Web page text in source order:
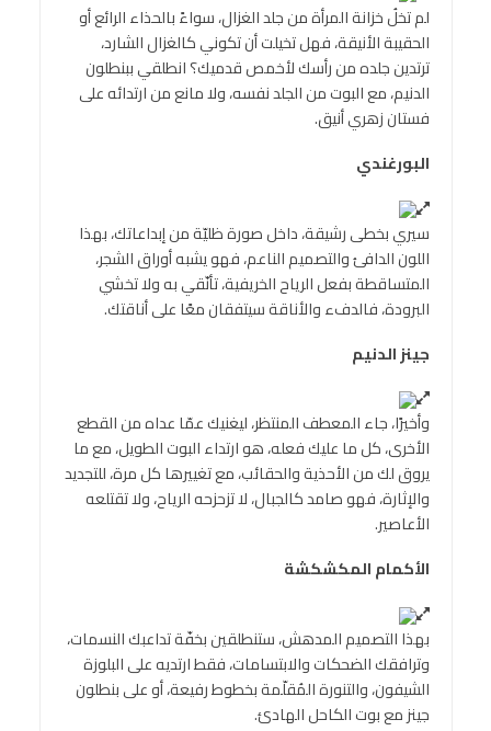
لم تخلُ خزانة المرأة من جلد الغزال، سواءً بالحذاء الرائع أو
الحقيبة الأنيقة، فهل تخيلت أن تكوني كالغزال الشارد،
ترتدين جلده من رأسك لأخمص قدميك؟ انطلقي ببنطلون
الدنيم، مع البوت من الجلد نفسه، ولا مانع من ارتدائه على
فستان زهري أنيق.
البورغندي
سيري بخطى رشيقة، داخل صورة ظليّة من إبداعاتك، بهذا
اللون الدافئ والتصميم الناعم، فهو يشبه أوراق الشجر،
المتساقطة بفعل الرياح الخريفية، تأنّقي به ولا تخشي
البرودة، فالدفء والأناقة سيتفقان معًا على أناقتك.
جينز الدنيم
وأخيرًا، جاء المعطف المنتظر، ليغنيك عمّا عداه من القطع
الأخرى، كل ما عليك فعله، هو ارتداء البوت الطويل، مع ما
يروق لك من الأحذية والحقائب، مع تغييرها كل مرة، للتجديد
والإثارة، فهو صامد كالجبال، لا تزحزحه الرياح، ولا تقتلعه
الأعاصير.
الأكمام المكشكشة
بهذا التصميم المدهش، ستنطلقين بخفّة تداعبك النسمات،
وترافقك الضحكات والابتسامات، فقط ارتديه على البلوزة
الشيفون، والتنورة المُقلّمة بخطوط رفيعة، أو على بنطلون
جينز مع بوت الكاحل الهادئ.